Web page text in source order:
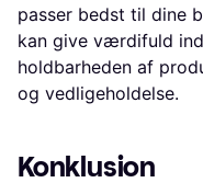
passer bedst til dine
kan give værdifuld
holdbarheden af
og vedligeholdelse.
Konklusion